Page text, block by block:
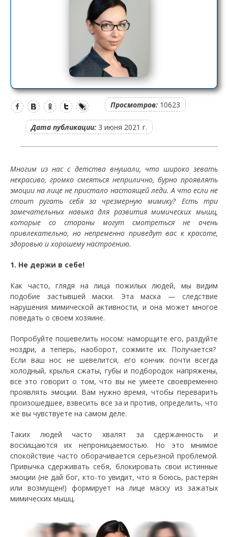
Просмотров: 10623
Дата публикации: 3 июня 2021 г.
Многим из нас с детства внушали, что широко зевать
некрасиво, громко смеяться неприлично, бурно проявлять
эмоции на лице не пристало настоящей леди. А что если не
стоит ругать себя за чрезмерную мимику? Есть три
замечательных навыка для развития мимических мышц,
которые со стороны могут смотреться не очень
привлекательно, но непременно приведут вас к красоте,
здоровью и хорошему настроению.
1. Не держи в себе!
Как часто, глядя на лица пожилых людей, мы видим
подобие застывшей маски. Эта маска — следствие
нарушения мимической активности, и она может многое
поведать о своем хозяине.
Попробуйте пошевелить носом: наморщите его, раздуйте
ноздри, а теперь, наоборот, сожмите их. Получается?
Если ваш нос не шевелится, его кончик почти всегда
холодный, крылья сжаты, губы и подбородок напряжены,
все это говорит о том, что вы не умеете своевременно
проявлять эмоции. Вам нужно время, чтобы переварить
произошедшее, взвесить все за и против, определить, что
же вы чувствуете на самом деле.
Таких людей часто хвалят за сдержанность и
восхищаются их непроницаемостью. Но это мнимое
спокойствие часто оборачивается серьезной проблемой.
Привычка сдерживать себя, блокировать свои истинные
эмоции (не дай бог, кто-то увидит, что я боюсь, растерян
или возмущен!) формирует на лице маску из зажатых
мимических мышц.